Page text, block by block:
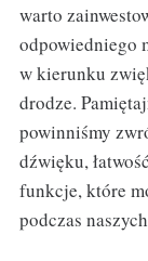
warto
odpowiedniego
w kierunku
drodze.
powinniśmy
dźwięku,
funkcje, które
podczas